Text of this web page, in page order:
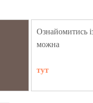
Ознайомитись
можна
тут